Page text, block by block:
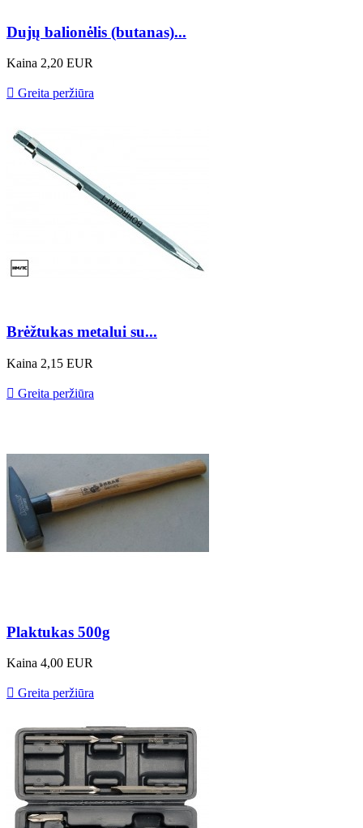
Dujų balionėlis (butanas)...
Kaina 2,20 EUR
 Greita peržiūra
Brėžtukas metalui su...
Kaina 2,15 EUR
 Greita peržiūra
Plaktukas 500g
Kaina 4,00 EUR
 Greita peržiūra